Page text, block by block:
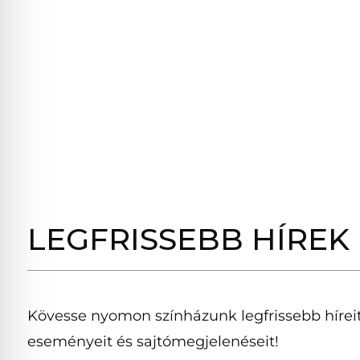
LEGFRISSEBB HÍREK
Kövesse nyomon színházunk legfrissebb
eseményeit és sajtómegjelenéseit!